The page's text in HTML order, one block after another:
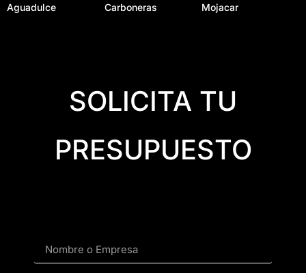
Aguadulce
Carboneras Mojacar
SOLICITA TU
PRESUPUESTO